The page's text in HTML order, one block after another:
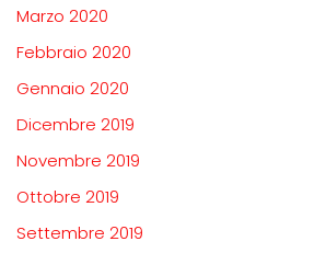
Marzo 2020
Febbraio 2020
Gennaio 2020
Dicembre 2019
Novembre 2019
Ottobre 2019
Settembre 2019